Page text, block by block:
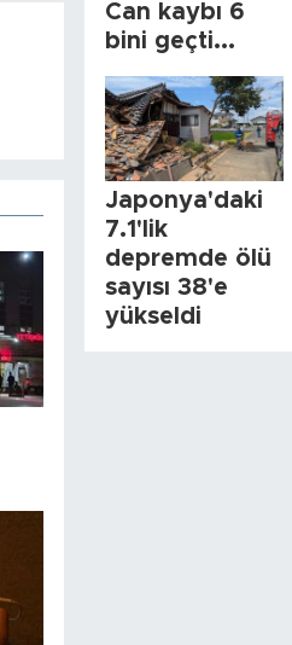
Can kaybı 6
bini geçti...
Japonya'daki
7.1'lik
depremde ölü
sayısı 38'e
yükseldi